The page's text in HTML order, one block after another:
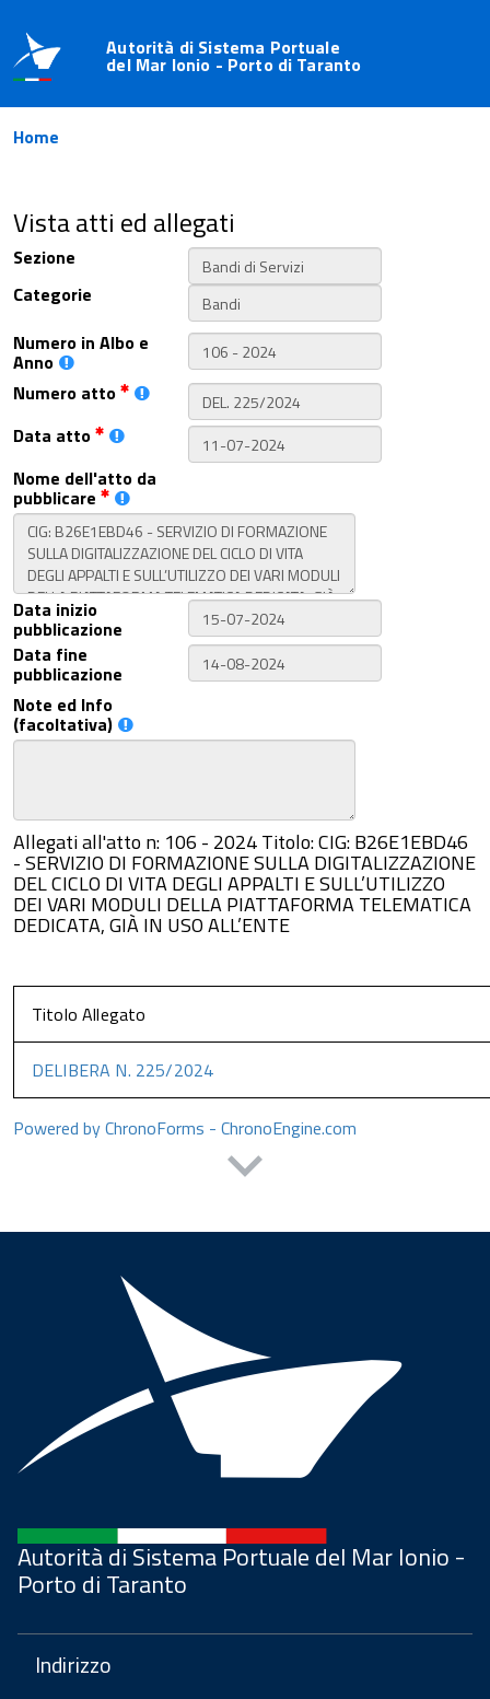
Autorità di Sistema Portuale
del Mar Ionio - Porto di Taranto
Home
Vista atti ed allegati
Sezione
Categorie
Numero in Albo e
Anno
Numero atto
Data atto
Nome dell'atto da
pubblicare
Data inizio
pubblicazione
Data fine
pubblicazione
Note ed Info
(facoltativa)
Allegati all'atto n: 106 - 2024 Titolo: CIG: B26E1EBD46
- SERVIZIO DI FORMAZIONE SULLA DIGITALIZZAZIONE
DEL CICLO DI VITA DEGLI APPALTI E SULL’UTILIZZO
DEI VARI MODULI DELLA PIATTAFORMA TELEMATICA
DEDICATA, GIÀ IN USO ALL’ENTE
Titolo Allegato
DELIBERA N. 225/2024
Powered by ChronoForms - ChronoEngine.com
Autorità di Sistema Portuale del Mar Ionio -
Porto di Taranto
Indirizzo